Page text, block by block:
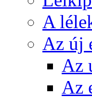
A
Az új
Az
Az